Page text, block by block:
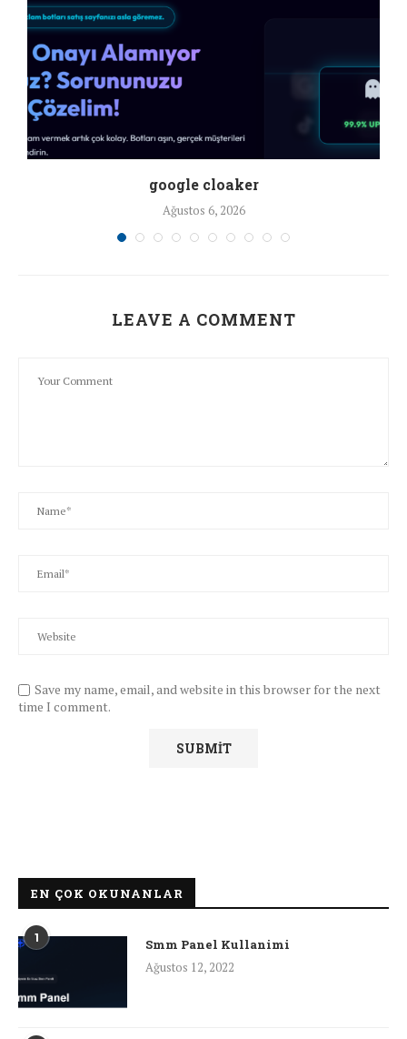
google cloaker
Ağustos 6, 2026
LEAVE A COMMENT
Save my name, email, and website in this browser for the next
time I comment.
EN ÇOK OKUNANLAR
1
Smm Panel Kullanimi
Ağustos 12, 2022